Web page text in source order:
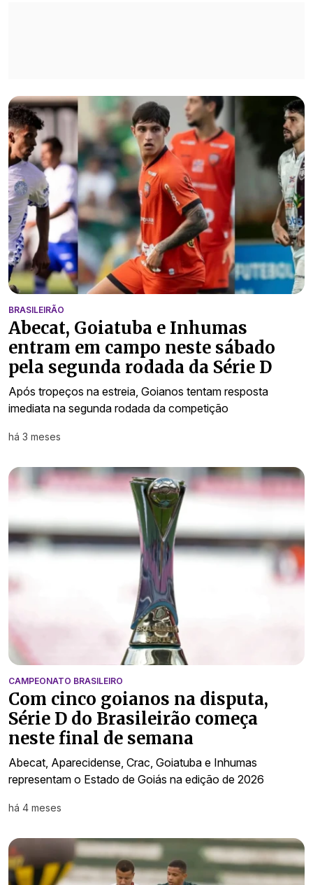
BRASILEIRÃO
Abecat, Goiatuba e Inhumas
entram em campo neste sábado
pela segunda rodada da Série D
Após tropeços na estreia, Goianos tentam resposta
imediata na segunda rodada da competição
há 3 meses
CAMPEONATO BRASILEIRO
Com cinco goianos na disputa,
Série D do Brasileirão começa
neste final de semana
Abecat, Aparecidense, Crac, Goiatuba e Inhumas
representam o Estado de Goiás na edição de 2026
há 4 meses